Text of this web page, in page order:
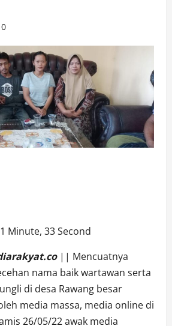
0
1 Minute, 33 Second
|| Mencuatnya
nama baik wartawan serta
di desa Rawang besar
media massa, media online di
26/05/22 awak media